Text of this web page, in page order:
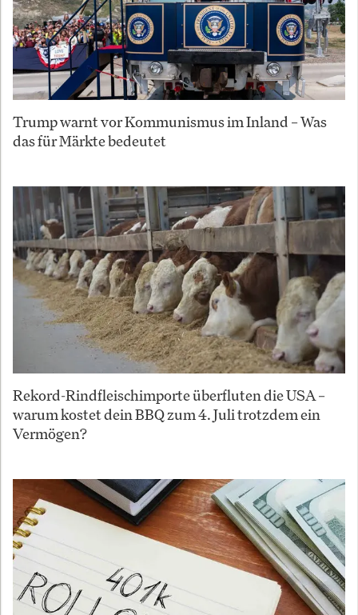
Trump warnt vor Kommunismus im Inland – Was
das für Märkte bedeutet
Rekord-Rindfleischimporte überfluten die USA –
warum kostet dein BBQ zum 4. Juli trotzdem ein
Vermögen?